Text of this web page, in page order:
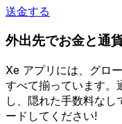
送金する
外出先でお金と通
Xe アプリには、グロ
すべて揃っています。
し、隠れた手数料なし
ードしてください!